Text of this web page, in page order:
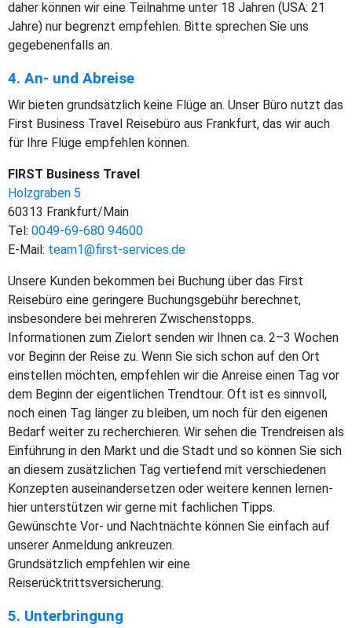
daher können wir eine Teilnahme unter 18 Jahren (USA: 21
Jahre) nur begrenzt empfehlen. Bitte sprechen Sie uns
gegebenenfalls an.
4. An- und Abreise
Wir bieten grundsätzlich keine Flüge an. Unser Büro nutzt das
First Business Travel Reisebüro aus Frankfurt, das wir auch
für Ihre Flüge empfehlen können.
FIRST Business Travel
Holzgraben 5
60313 Frankfurt/Main
Tel: 0049-69-680 94600
E-Mail: team1@first-services.de
Unsere Kunden bekommen bei Buchung über das First
Reisebüro eine geringere Buchungsgebühr berechnet,
insbesondere bei mehreren Zwischenstopps.
Informationen zum Zielort senden wir Ihnen ca. 2–3 Wochen
vor Beginn der Reise zu. Wenn Sie sich schon auf den Ort
einstellen möchten, empfehlen wir die Anreise einen Tag vor
dem Beginn der eigentlichen Trendtour. Oft ist es sinnvoll,
noch einen Tag länger zu bleiben, um noch für den eigenen
Bedarf weiter zu recherchieren. Wir sehen die Trendreisen als
Einführung in den Markt und die Stadt und so können Sie sich
an diesem zusätzlichen Tag vertiefend mit verschiedenen
Konzepten auseinandersetzen oder weitere kennen lernen-
hier unterstützen wir gerne mit fachlichen Tipps.
Gewünschte Vor- und Nachtnächte können Sie einfach auf
unserer Anmeldung ankreuzen.
Grundsätzlich empfehlen wir eine
Reiserücktrittsversicherung.
5. Unterbringung